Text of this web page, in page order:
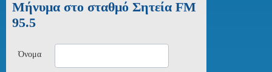
Μήνυμα στο σταθμό Σητεία FM
95.5
Όνομα